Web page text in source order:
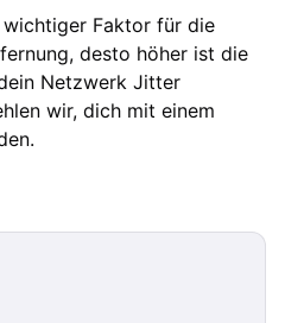
Faktor für die
desto höher ist die
Netzwerk Jitter
wir, dich mit einem